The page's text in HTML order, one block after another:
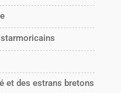
et des estrans bretons